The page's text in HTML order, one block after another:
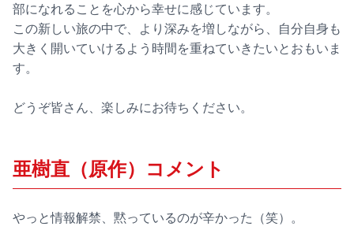
部になれることを心から幸せに感じています。
この新しい旅の中で、より深みを増しながら、自分自身も
大きく開いていけるよう時間を重ねていきたいとおもいま
す。
どうぞ皆さん、楽しみにお待ちください。
亜樹直（原作）コメント
やっと情報解禁、黙っているのが辛かった（笑）。